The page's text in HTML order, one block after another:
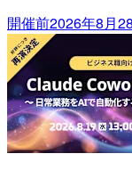
開催前2026年8月